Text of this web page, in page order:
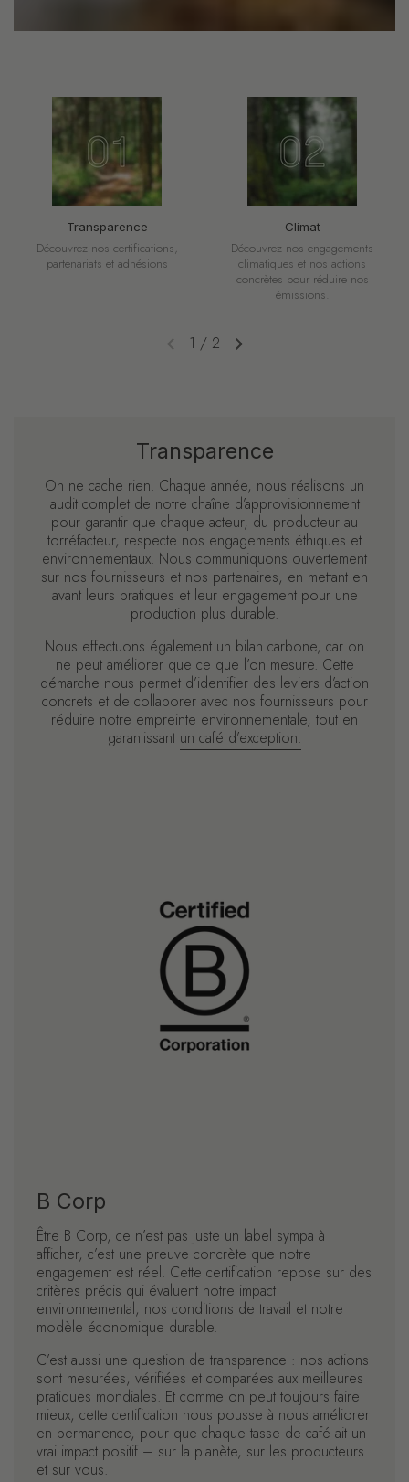
Transparence
Découvrez nos certifications,
partenariats et adhésions
Climat
Découvrez nos engagements
climatiques et nos actions
concrètes pour réduire nos
émissions.
Diapositive précédente
Diapositive suivante
1 / 2
Transparence
On ne cache rien. Chaque année, nous réalisons un
audit complet de notre chaîne d’approvisionnement
pour garantir que chaque acteur, du producteur au
torréfacteur, respecte nos engagements éthiques et
environnementaux. Nous communiquons ouvertement
sur nos fournisseurs et nos partenaires, en mettant en
avant leurs pratiques et leur engagement pour une
production plus durable.
Nous effectuons également un bilan carbone, car on
ne peut améliorer que ce que l’on mesure. Cette
démarche nous permet d’identifier des leviers d’action
concrets et de collaborer avec nos fournisseurs pour
réduire notre empreinte environnementale, tout en
garantissant un café d’exception.
B Corp
Être B Corp, ce n’est pas juste un label sympa à
afficher, c’est une preuve concrète que notre
engagement est réel. Cette certification repose sur des
critères précis qui évaluent notre impact
environnemental, nos conditions de travail et notre
modèle économique durable.
C’est aussi une question de transparence : nos actions
sont mesurées, vérifiées et comparées aux meilleures
pratiques mondiales. Et comme on peut toujours faire
mieux, cette certification nous pousse à nous améliorer
en permanence, pour que chaque tasse de café ait un
vrai impact positif – sur la planète, sur les producteurs
et sur vous.